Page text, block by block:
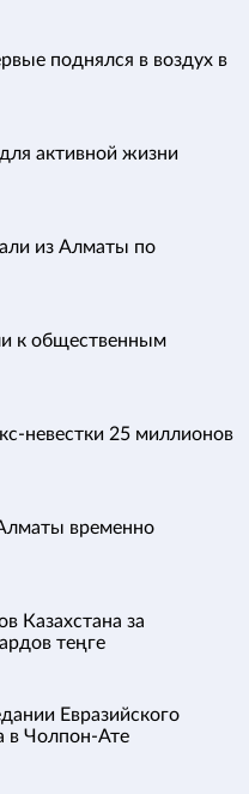
поднялся в воздух в
активной жизни
из Алматы по
к общественным
невестки 25 миллионов
временно
Казахстана за
теңге
Евразийского
в Чолпон-Ате